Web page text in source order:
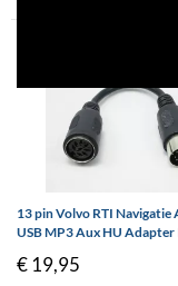
13 pin Volvo RTI Navigatie
USB MP3 Aux HU
€ 19,95